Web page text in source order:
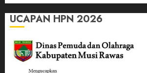
UCAPAN HPN 2026